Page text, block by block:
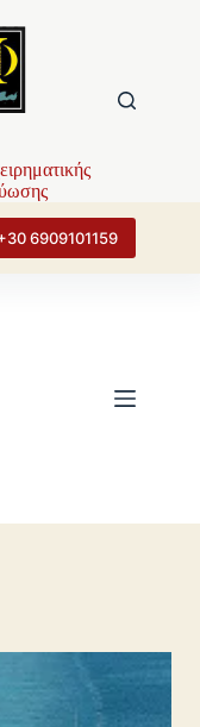
6909101159